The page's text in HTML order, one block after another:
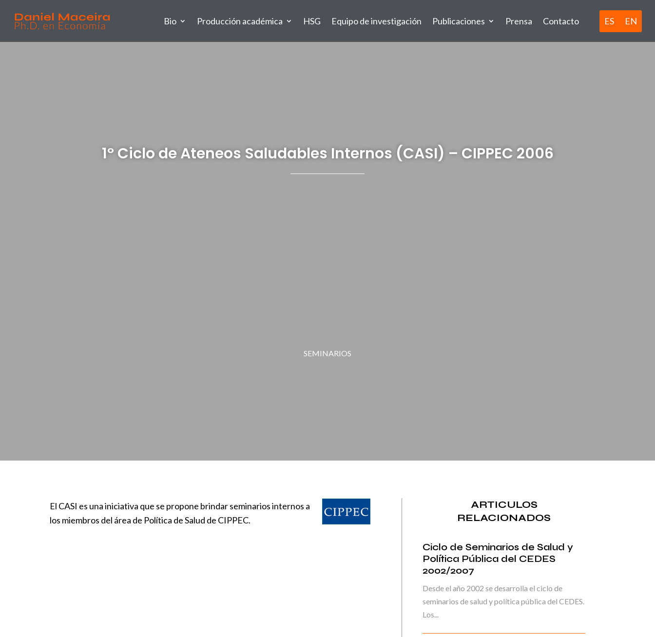
Bio Producción académica HSG Equipo de investigación Publicaciones Prensa Contacto ES EN
1º Ciclo de Ateneos Saludables Internos (CASI) – CIPPEC 2006
SEMINARIOS
El CASI es una iniciativa que se propone brindar seminarios internos a
los miembros del área de Política de Salud de CIPPEC.
ARTICULOS
RELACIONADOS
Ciclo de Seminarios de Salud y
Política Pública del CEDES
2002/2007
Desde el año 2002 se desarrolla el ciclo de
seminarios de salud y política pública del CEDES.
Los...